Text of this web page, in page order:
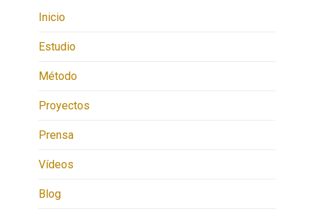
Inicio
Estudio
Método
Proyectos
Prensa
Vídeos
Blog